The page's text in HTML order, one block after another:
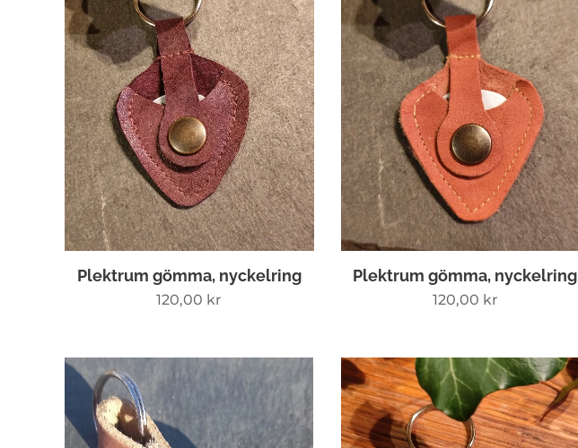
Plektrum gömma, nyckelring
120,00 kr
Plektrum gömma, nyckelring
120,00 kr